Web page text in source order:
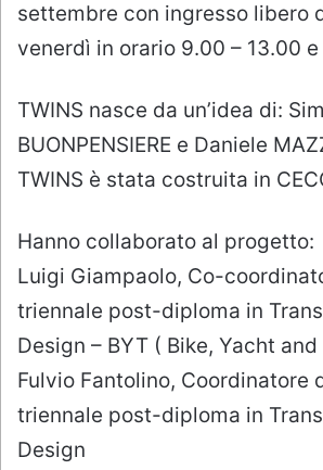
settembre con ingresso libero
venerdì in orario 9.00 – 13.00 e
TWINS nasce da un’idea di:
BUONPENSIERE e Daniele
TWINS è stata costruita in
Hanno collaborato al progetto:
Luigi Giampaolo, Co-
triennale post-diploma in
Design – BYT ( Bike, Yacht
Fulvio Fantolino, Coordinatore
triennale post-diploma in
Design